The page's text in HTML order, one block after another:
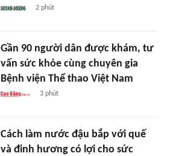
2 phút
Gần 90 người dân được khám, tư
vấn sức khỏe cùng chuyên gia
Bệnh viện Thể thao Việt Nam
3 phút
Cách làm nước đậu bắp với quế
và đinh hương có lợi cho sức